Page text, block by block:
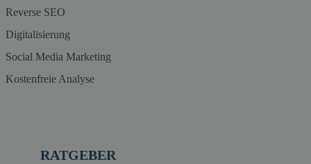
Reverse SEO
Digitalisierung
Social Media Marketing
Kostenfreie Analyse
RATGEBER